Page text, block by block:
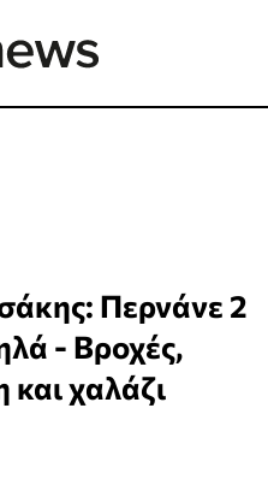
Περνάνε 2
- Βροχές,
και χαλάζι